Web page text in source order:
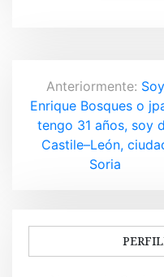
N
a
v
Anteriormente: Soy
Enrique Bosques o
tengo 31 años, soy
Castile–León,
Soria